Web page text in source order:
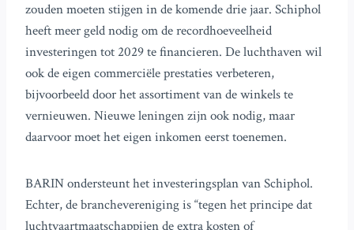
zouden moeten stijgen in de komende drie jaar. Schiphol
heeft meer geld nodig om de recordhoeveelheid
investeringen tot 2029 te financieren. De luchthaven wil
ook de eigen commerciële prestaties verbeteren,
bijvoorbeeld door het assortiment van de winkels te
vernieuwen. Nieuwe leningen zijn ook nodig, maar
daarvoor moet het eigen inkomen eerst toenemen.
BARIN ondersteunt het investeringsplan van Schiphol.
Echter, de branchevereniging is “tegen het principe dat
luchtvaartmaatschappijen de extra kosten of